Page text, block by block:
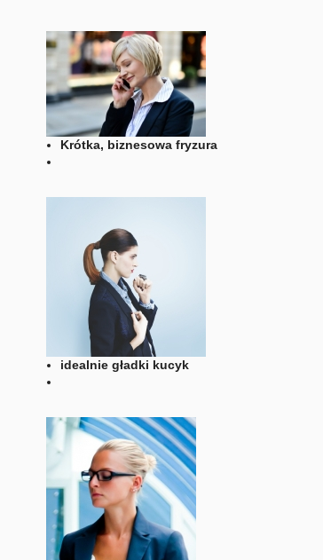
Krótka, biznesowa fryzura
idealnie gładki kucyk